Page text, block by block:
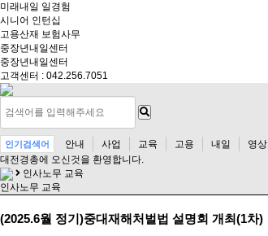
미래내일 일경험
시니어 인턴십
고용산재 보험사무
중장년내일센터
중장년내일센터
고객센터 : 042.256.7051
인기검색어 안내 사업 교육 고용 내일 영상
대전경총에 오신것을 환영합니다.
인사노무 교육
인사노무 교육
(2025.6월 정기)중대재해처벌법 설명회 개최(1차)